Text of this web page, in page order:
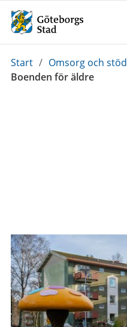
Du
är
Start / Omsorg och stöd
Boenden för äldre